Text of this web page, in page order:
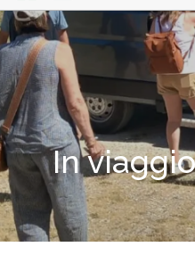
In